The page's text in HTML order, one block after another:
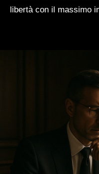
libertà con il massimo